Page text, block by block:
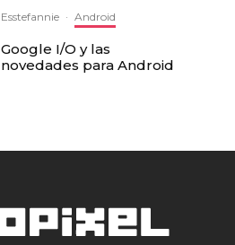
Esstefannie · Android
Google I/O y las
novedades para Android